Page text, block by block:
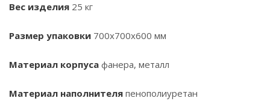
Вес изделия 25 кг
Размер упаковки 700х700х600 мм
Материал корпуса фанера, металл
Материал наполнителя пенополиуретан